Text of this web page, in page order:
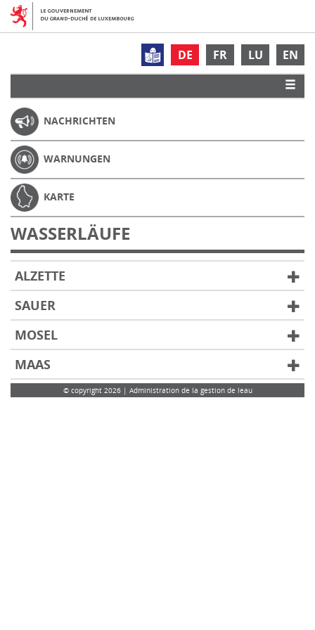
DE FR LU EN
NACHRICHTEN
WARNUNGEN
KARTE
WASSERLÄUFE
ALZETTE
SAUER
MOSEL
MAAS
© copyright 2026 | Administration de la gestion de leau